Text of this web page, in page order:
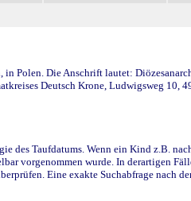
Polen. Die Anschrift lautet:
Deutsch Krone, Ludwigsweg 10,
Taufdatums. Wenn ein Kind z.B.
vorgenommen wurde. In derartigen
Eine exakte Suchabfrage nach